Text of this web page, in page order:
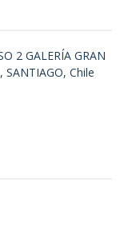
2 GALERÍA GRAN
SANTIAGO, Chile